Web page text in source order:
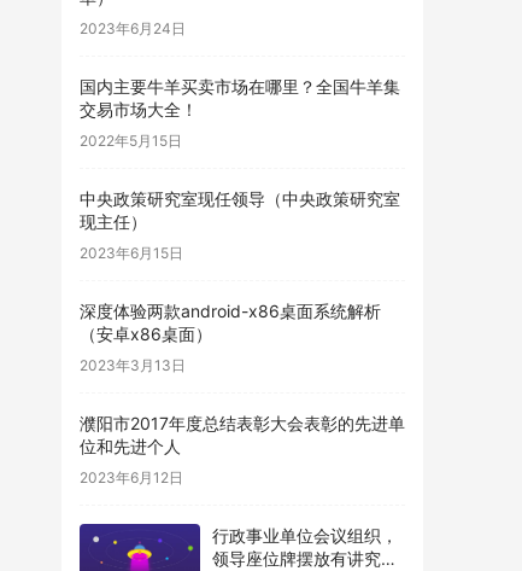
2023年6月24日
国内主要牛羊买卖市场在哪里？全国牛羊集
交易市场大全！
2022年5月15日
中央政策研究室现任领导（中央政策研究室
现主任）
2023年6月15日
深度体验两款android-x86桌面系统解析
（安卓x86桌面）
2023年3月13日
濮阳市2017年度总结表彰大会表彰的先进单
位和先进个人
2023年6月12日
行政事业单位会议组织，
领导座位牌摆放有讲究，